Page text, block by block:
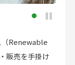
（Renewable
販売を手掛け